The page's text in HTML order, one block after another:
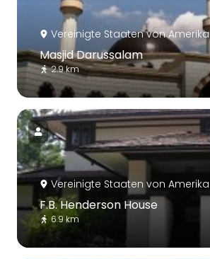
Vereinigte Staaten von Amerika
Masjid Darussalam
2.9 km
Vereinigte Staaten von Amerika
F.B. Henderson House
6.9 km